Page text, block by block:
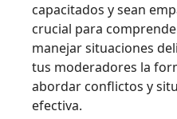
capacitados y sean
crucial para
manejar situaciones
tus moderadores la
abordar conflictos y
efectiva.